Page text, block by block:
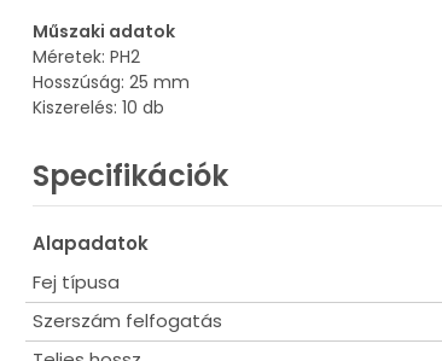
Műszaki adatok
Méretek: PH2
Hosszúság: 25 mm
Kiszerelés: 10 db
Specifikációk
Alapadatok
Fej típusa
Szerszám felfogatás